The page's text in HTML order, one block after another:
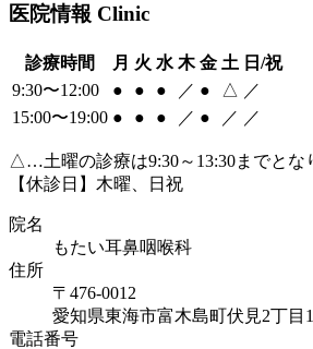
医院情報 Clinic
診療時間 月 火 水 木 金 土 日/祝
9:30〜12:00
● ● ● ／ ● △ ／
15:00〜19:00 ● ● ● ／ ● ／ ／
△…土曜の診療は9:30～13:30までとな
【休診日】木曜、日祝
院名
もたい耳鼻咽喉科
住所
〒476-0012
愛知県東海市富木島町伏見2丁目
電話番号